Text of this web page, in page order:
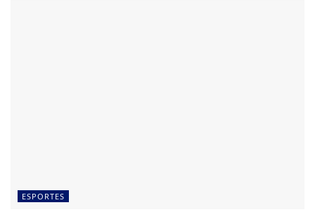
ESPORTES